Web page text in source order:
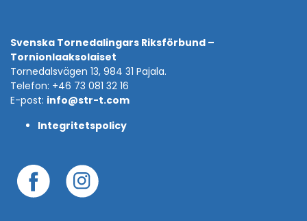
Svenska Tornedalingars Riksförbund –
Tornionlaaksolaiset
Tornedalsvägen 13, 984 31 Pajala.
Telefon: +46 73 081 32 16
E-post: info@str-t.com
Integritetspolicy